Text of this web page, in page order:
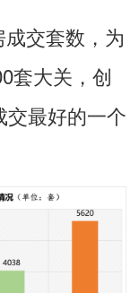
交套数，为
套大关，创
最好的一个